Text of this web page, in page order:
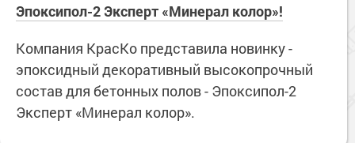
Эпоксипол-2 Эксперт «Минерал колор»!
Компания КрасКо представила новинку -
эпоксидный декоративный высокопрочный
состав для бетонных полов - Эпоксипол-2
Эксперт «Минерал колор».